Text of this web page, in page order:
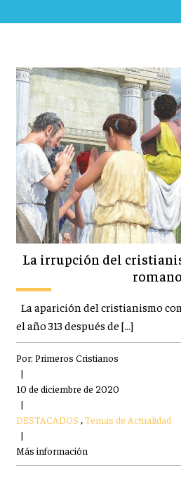
La irrupción del
romano
La aparición del cristianismo
el año 313 después de […]
Por: Primeros Cristianos
|
10 de diciembre de 2020
|
DESTACADOS ,Temas de Actualidad
|
Más información